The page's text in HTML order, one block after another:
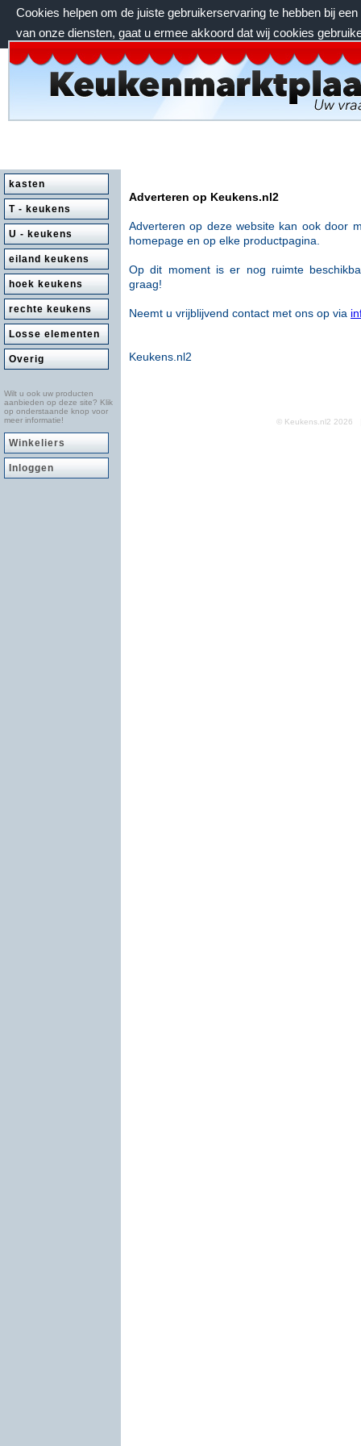
Cookies helpen om de juiste gebruikerservaring te hebben bij
van onze diensten, gaat u ermee akkoord dat wij cookies
zondag 9 augustus 2026, 00:44 uur
kasten
T - keukens
U - keukens
eiland keukens
hoek keukens
rechte keukens
Losse elementen
Overig
Wilt u ook uw producten
aanbieden op deze site? Klik
op onderstaande knop voor
meer informatie!
Winkeliers
Inloggen
Adverteren op Keukens.nl2
Adverteren op deze website kan ook door
homepage en op elke productpagina.
Op dit moment is er nog ruimte
graag!
Neemt u vrijblijvend contact met ons op via
Keukens.nl2
© Keukens.nl2